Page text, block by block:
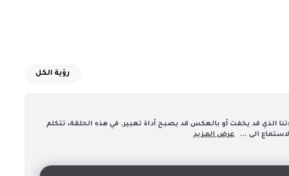
رؤية الكل
الذي قد يخفت أو بالعكس قد يصبح أداة تعبير. في هذه الحلقة، تتكلم
الى ...
عرض المزيد